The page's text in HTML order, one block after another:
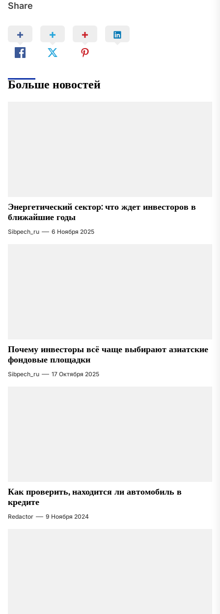
Share
Больше новостей
Энергетический сектор: что ждет инвесторов в
ближайшие годы
Sibpech_ru 6 Ноября 2025
Почему инвесторы всё чаще выбирают азиатские
фондовые площадки
Sibpech_ru 17 Октября 2025
Как проверить, находится ли автомобиль в
кредите
Redactor 9 Ноября 2024